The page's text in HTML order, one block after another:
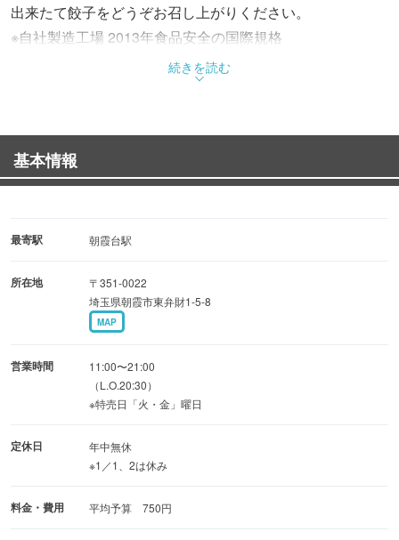
出来たて餃子をどうぞお召し上がりください。
※自社製造工場 2013年食品安全の国際規格
「FSSC22000」を認証取得続きを読む
基本情報
最寄駅 朝霞台駅
所在地
〒351-0022
埼玉県朝霞市東弁財1-5-8
MAP
営業時間
11:00〜21:00
（L.O.20:30）
※特売日「火・金」曜日
定休日
年中無休
※1／1、2は休み
料金・費用 平均予算 750円